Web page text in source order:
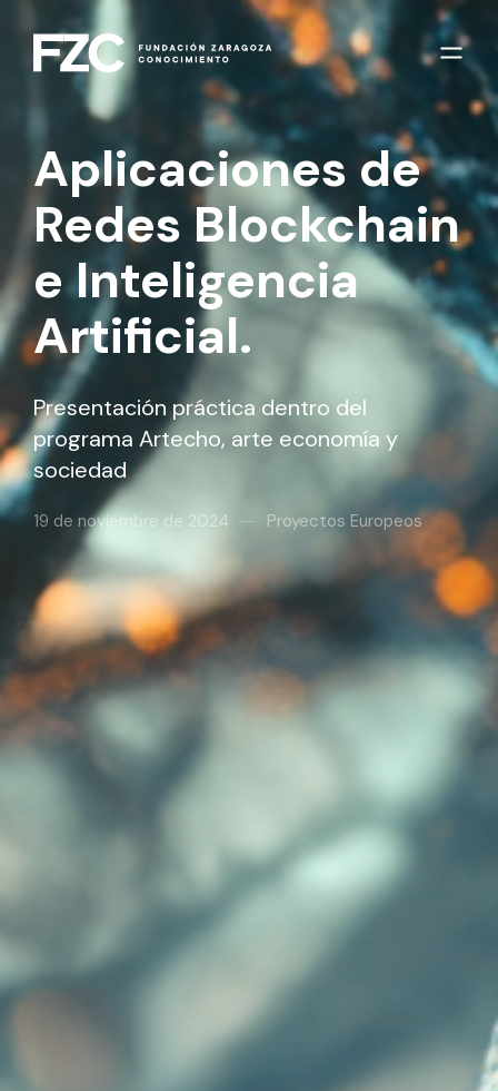
Aplicaciones de
Redes Blockchain
e Inteligencia
Artificial.
Presentación práctica dentro del
programa Artecho, arte economía y
sociedad
19 de noviembre de 2024 Proyectos Europeos